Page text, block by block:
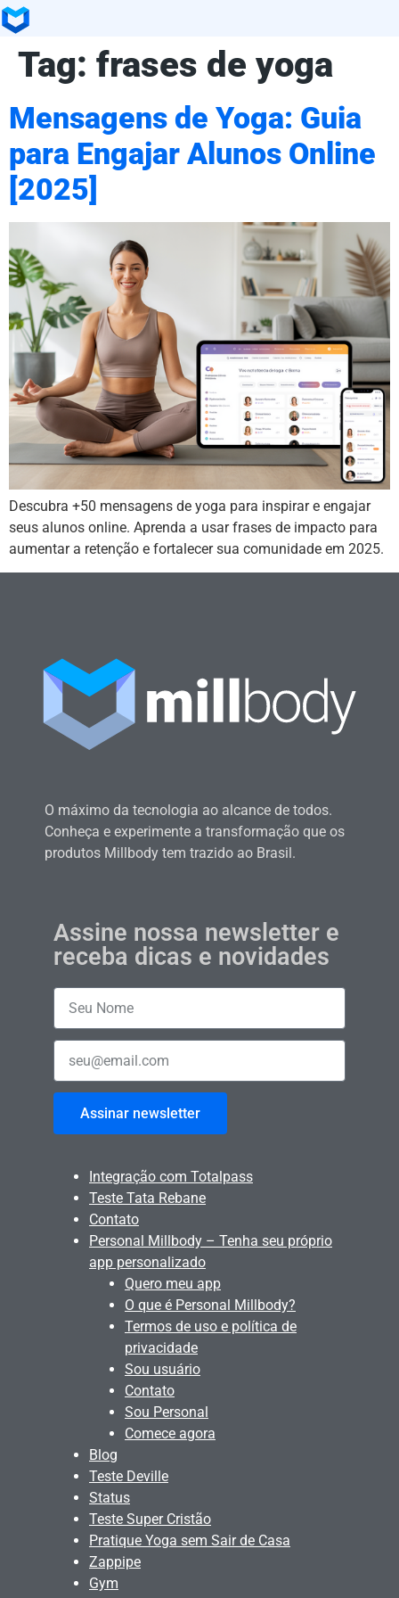
Tag: frases de yoga
Mensagens de Yoga: Guia
para Engajar Alunos Online
[2025]
Descubra +50 mensagens de yoga para inspirar e engajar
seus alunos online. Aprenda a usar frases de impacto para
aumentar a retenção e fortalecer sua comunidade em 2025.
O máximo da tecnologia ao alcance de todos.
Conheça e experimente a transformação que os
produtos Millbody tem trazido ao Brasil.
Assine nossa newsletter e
receba dicas e novidades
Assinar newsletter
Integração com Totalpass
Teste Tata Rebane
Contato
Personal Millbody – Tenha seu próprio
app personalizado
Quero meu app
O que é Personal Millbody?
Termos de uso e política de
privacidade
Sou usuário
Contato
Sou Personal
Comece agora
Blog
Teste Deville
Status
Teste Super Cristão
Pratique Yoga sem Sair de Casa
Zappipe
Gym